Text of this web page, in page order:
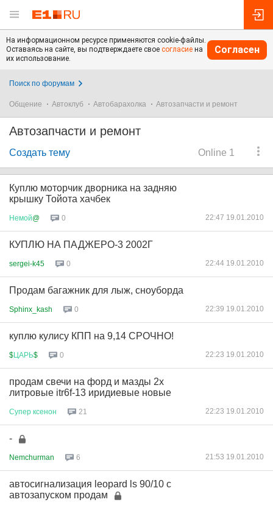
На информационном ресурсе применяются cookie-файлы.
Оставаясь на сайте, вы подтверждаете свое согласие на
их использование.
Согласен
Поиск по форумам
Общение Автоклуб Автобарахолка Автозапчасти и ремонт
Автозапчасти и ремонт
Online 1
Создать тему
Куплю моторчик дворника на задняю
крышку Тойота хачбек
Немой@ 0 22:47 19.01.2010
КУПЛЮ НА ПАДЖЕРО-3 2002Г
sergei-k45 0 22:44 19.01.2010
Продам багажник для лыж, сноуборда
Sphinx_kash 0 22:39 19.01.2010
куплю кулису КПП на 9,14 СРОЧНО!
$ЦАРЬ$ 0 22:23 19.01.2010
продам свечи на форд и мазды 2х
литровые itr6f-13 иридиевые новые
Супер ксенон 21 22:23 19.01.2010
-
Nemchurman 6 21:53 19.01.2010
автосигнализация leopard ls 90/10 с
автозапуском продам